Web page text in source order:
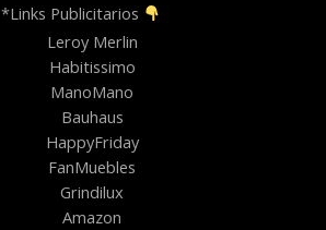
*Links Publicitarios
Leroy Merlin
Habitissimo
ManoMano
Bauhaus
HappyFriday
FanMuebles
Grindilux
Amazon